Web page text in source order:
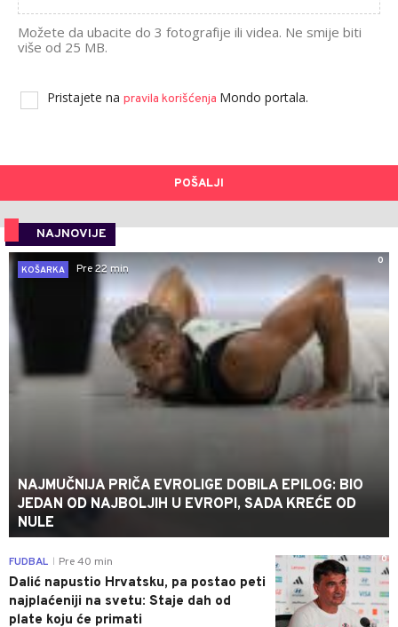
Možete da ubacite do 3 fotografije ili videa. Ne smije biti
više od 25 MB.
Pristajete na pravila korišćenja Mondo portala.
POŠALJI
NAJNOVIJE
0
KOŠARKA
Pre 22 min
NAJMUČNIJA PRIČA EVROLIGE DOBILA EPILOG: BIO
JEDAN OD NAJBOLJIH U EVROPI, SADA KREĆE OD
NULE
0
FUDBAL Pre 40 min
Dalić napustio Hrvatsku, pa postao peti
najplaćeniji na svetu: Staje dah od
plate koju će primati